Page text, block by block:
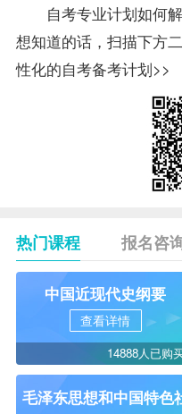
自考专业计划如何
想知道的话，扫描下方
性化的自考备考计划>>
热门课程 报名咨
中国近现代史纲要
查看详情
14888人已购
毛泽东思想和中国特色